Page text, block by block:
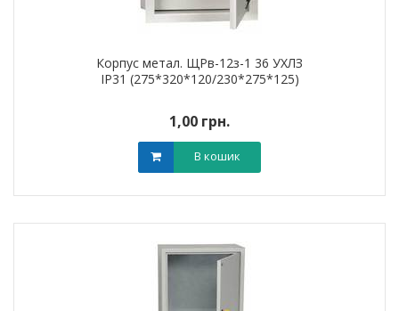
Корпус метал. ЩРв-12з-1 36 УХЛЗ
IP31 (275*320*120/230*275*125)
1,00 грн.
В кошик